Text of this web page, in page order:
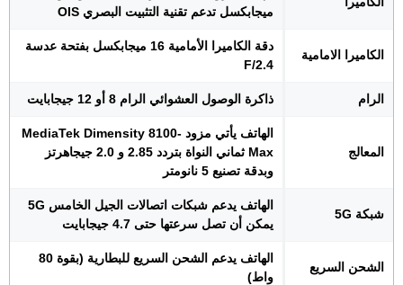
ميجابكسل تدعم تقنية التثبيت البصري OIS
الكاميرا الامامية
دقة الكاميرا الأمامية 16 ميجابكسل بفتحة عدسة
F/2.4
الرام ذاكرة الوصول العشوائي الرام 8 أو 12 جيجابايت
المعالج
الهاتف يأتي مزود MediaTek Dimensity 8100-
Max ثماني النواة بتردد 2.85 و 2.0 جيجاهرتز
وبدقة تصنيع 5 نانومتر
شبكة 5G
الهاتف يدعم شبكات اتصالات الجيل الخامس 5G
يمكن أن تصل سرعتها حتى 4.7 جيجابايت
الشحن السريع
الهاتف يدعم الشحن السريع للبطارية (بقوة 80
واط)